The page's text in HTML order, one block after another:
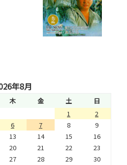
年8月
木 金 土
日
1
2
6 7 8
9
13 14 15
16
20 21 22
23
27 28 29
30